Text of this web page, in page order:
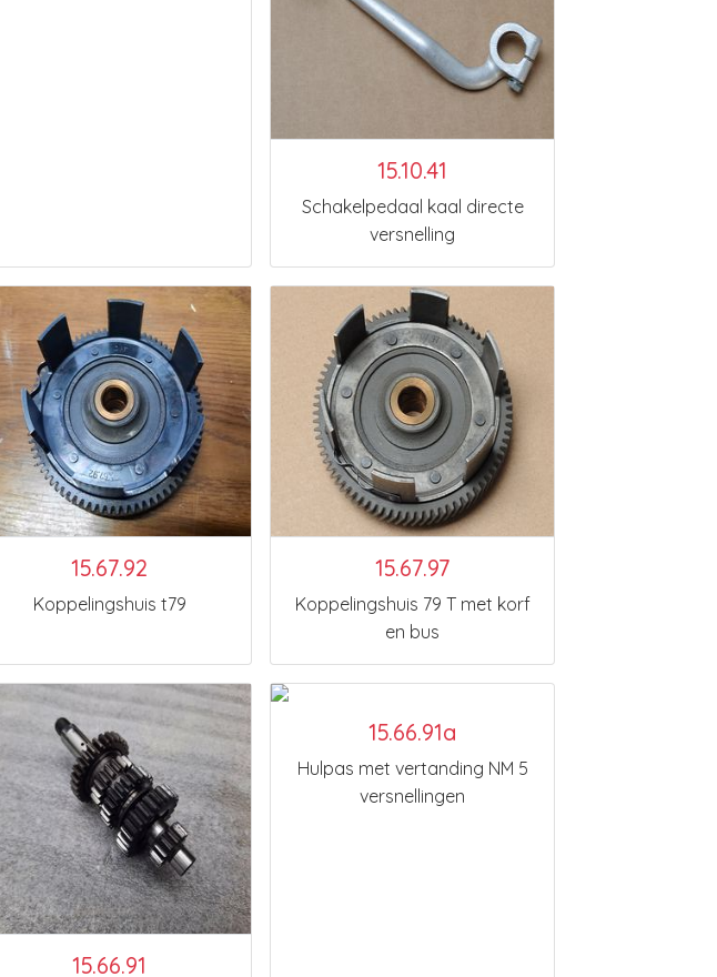
15.10.41
Schakelpedaal kaal directe
versnelling
15.67.92
Koppelingshuis t79
15.67.97
Koppelingshuis 79 T met korf
en bus
15.66.91
15.66.91a
Hulpas met vertanding NM 5
versnellingen